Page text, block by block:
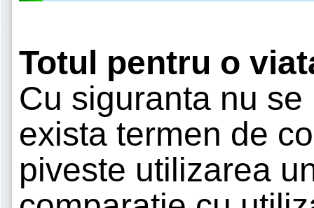
Totul pentru o
Cu siguranta nu
exista termen de
piveste utilizarea